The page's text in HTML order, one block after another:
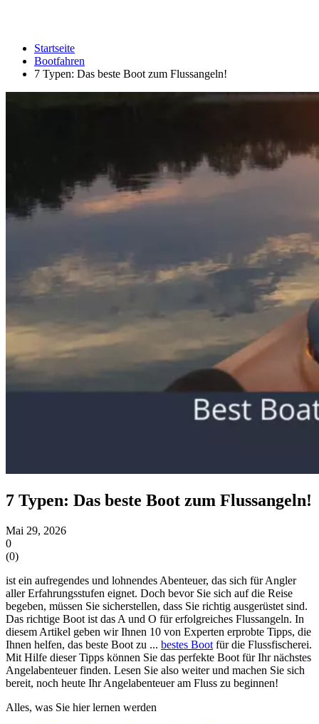
Startseite
Bootfahren
7 Typen: Das beste Boot zum Flussangeln!
7 Typen: Das beste Boot zum Flussangeln!
Mai 29, 2026
0
(0)
ist ein aufregendes und lohnendes Abenteuer, das sich für Angler
aller Erfahrungsstufen eignet. Doch bevor Sie sich auf die Reise
begeben, müssen Sie sicherstellen, dass Sie richtig ausgerüstet sind.
Das richtige Boot ist das A und O für erfolgreiches Flussangeln. In
diesem Artikel geben wir Ihnen 10 von Experten erprobte Tipps, die
Ihnen helfen, das beste Boot zu ... bestes Boot für die Flussfischerei.
Mit Hilfe dieser Tipps können Sie das perfekte Boot für Ihr nächstes
Angelabenteuer finden. Lesen Sie also weiter und machen Sie sich
bereit, noch heute Ihr Angelabenteuer am Fluss zu beginnen!
Alles, was Sie hier lernen werden